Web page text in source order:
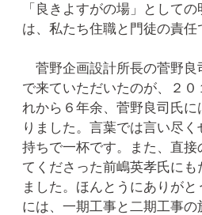
「良きよすがの場」として
は、私たち住職と門徒の責任
菅野企画設計所長の菅野良
で来ていただいたのが、２
れから６年余、菅野良司氏
りました。言葉では言い尽
持ちで一杯です。また、直接
てくださった前嶋英孝氏にも
ました。ほんとうにありが
には、一期工事と二期工事